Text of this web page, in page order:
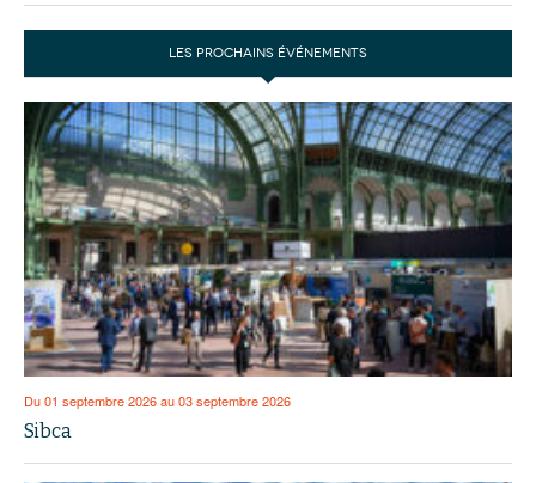
LES PROCHAINS ÉVÉNEMENTS
Du 01 septembre 2026 au 03 septembre 2026
Sibca